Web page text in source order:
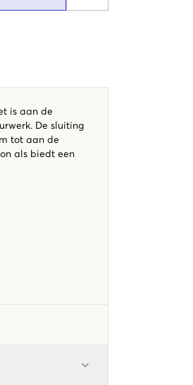
is aan de
De sluiting
tot aan de
als biedt een